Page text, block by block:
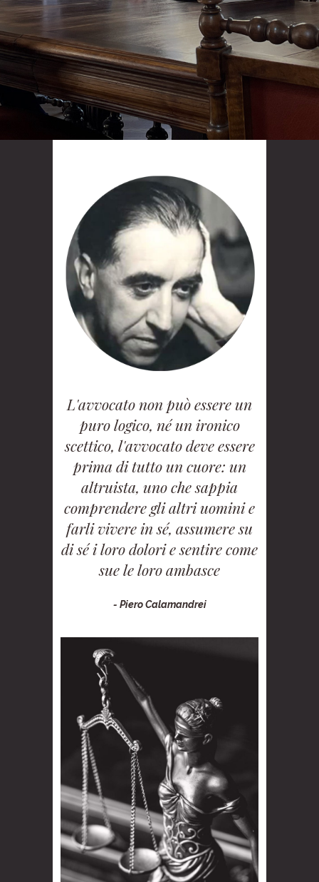
L'avvocato non può essere un
puro logico, né un ironico
scettico, l'avvocato deve essere
prima di tutto un cuore: un
altruista, uno che sappia
comprendere gli altri uomini e
farli vivere in sé, assumere su
di sé i loro dolori e sentire come
sue le loro ambasce
- Piero Calamandrei